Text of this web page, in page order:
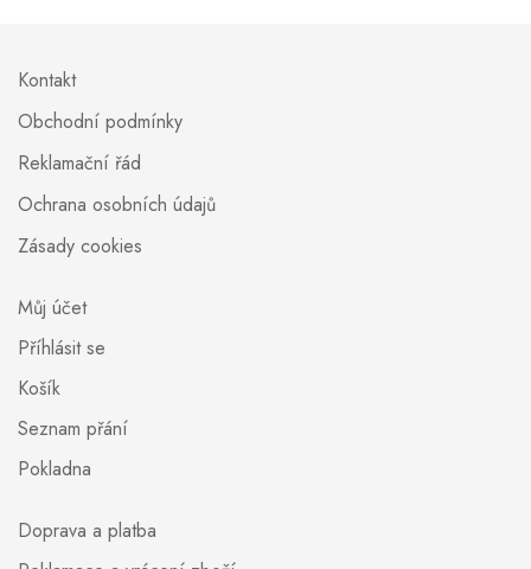
Kontakt
Obchodní podmínky
Reklamační řád
Ochrana osobních údajů
Zásady cookies
Můj účet
Příhlásit se
Košík
Seznam přání
Pokladna
Doprava a platba